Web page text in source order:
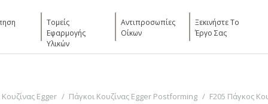
Τομείς
Εφαρμογής
Υλικών
Αντιπροσωπίες
Οίκων
Ξεκινήστε Το
Έργο Σας
Egger Πάγκοι Κουζίνας Egger Postforming F205 Πάγκος